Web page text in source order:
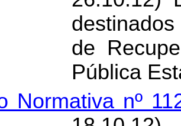
de
Pública
Normativa nº